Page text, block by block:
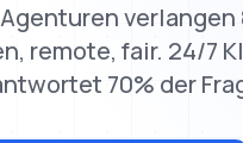
remote, fair. 24/7
70% der